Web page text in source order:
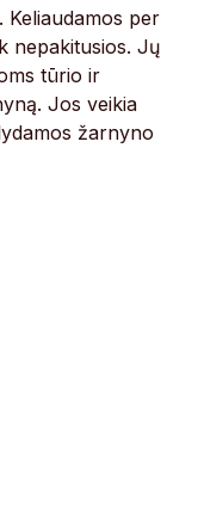
Keliaudamos per
nepakitusios. Jų
tūrio ir
Jos veikia
žarnyno